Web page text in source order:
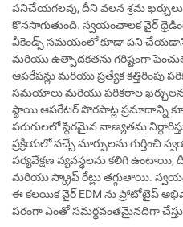
పనిచేయగలవు, దీని వలన శ్రమ
కొనసాగుతుంది. స్వయంచాలక వైర్
వీకెండ్స్ సమయంలో కూడా పని
మరియు ఉత్పాదకతను గరిష్టంగా
ఆపరేషన్లు మరియు ప్రత్యేక కత్తిరింపు
సమయాలు మరియు పరికరాల ఖర్చులను
స్థాయి ఆపరేటర్ పొరపాట్ల ప్రమాదాన్ని
పరుగులలో స్థిరమైన నాణ్యతను
ప్రక్రియలో వచ్చే మార్పులను గుర్తించి
పర్యవేక్షణ వ్యవస్థలను కలిగి
మరియు స్క్రాప్ రేట్లు తగ్గుతాయి.
ఈ కలయిక వైర్ EDM ను ప్రోటోటైప్
పరంగా ఎంతో సమర్థవంతమైనదిగా